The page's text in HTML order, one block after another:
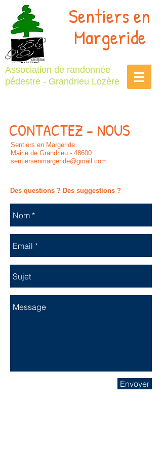
Sentiers en
Margeride
Association de randonnée
pédestre - Grandrieu Lozère
CONTACTEZ - NOUS
Sentiers en Margeride
Mairie de Grandrieu - 48600
sentiersenmargeride@gmail.com
Des questions ? Des suggestions ?
Envoyer